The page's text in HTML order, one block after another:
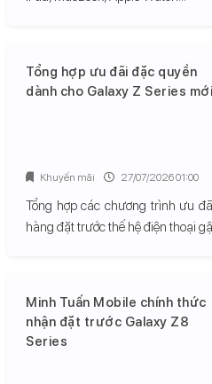
Tổng hợp ưu đãi đặc quyền
dành cho Galaxy Z Series mới
Tổng hợp các chương trình ưu
hàng đặt trước thế hệ điện thoại
Khuyến mãi 27/07/2026 01:00
Minh Tuấn Mobile chính thức
nhận đặt trước Galaxy Z8
Series